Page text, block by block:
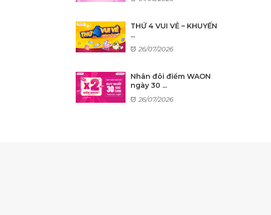
THỨ 4 VUI VẺ – KHUYẾN
...
26/07/2026
Nhân đôi điểm WAON
ngày 30 ...
26/07/2026